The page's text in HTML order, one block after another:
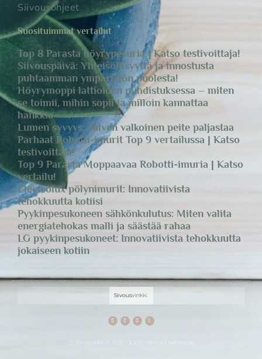
Siivousohjeet
Suosituimmat vertailut
Top 8 Parasta höyrypesuria | Katso testivoittaja!
Siivouspäivä: Yhteisöllisyyttä ja innostusta
puhtaamman ympäristön puolesta!
Höyrymoppi lattioiden puhdistuksessa – miten
se toimii, mihin sopii ja milloin kannattaa
hankkia
Lumen syvyys: Talven valkoinen peite paljastaa
Parhaat Robotti-imurit Top 9 vertailussa | Katso
testivoittaja!
Top 9 Parasta Moppaavaa Robotti-imuria | Katso
vertailu!
Electrolux pölynimurit: Innovatiivista
tehokkuutta kotiisi
Pyykinpesukoneen sähkönkulutus: Miten valita
energiatehokas malli ja säästää rahaa
LG pyykinpesukoneet: Innovatiivista tehokkuutta
jokaiseen kotiin